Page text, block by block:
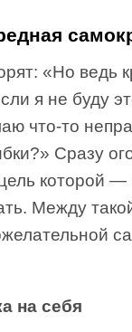
«Но ведь
я не буду
что-то
Сразу
которой —
Между
на себя